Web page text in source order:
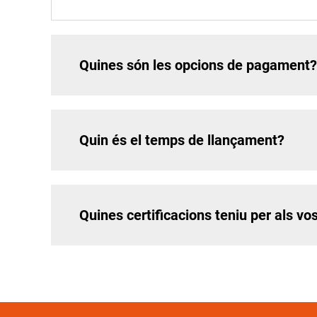
Quines són les opcions de pagament?
Quin és el temps de llançament?
Quines certificacions teniu per als